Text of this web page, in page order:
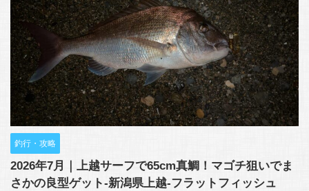
釣行・攻略
2026年7月｜上越サーフで65cm真鯛！マゴチ狙いでま
さかの良型ゲット-新潟県上越-フラットフィッシュ